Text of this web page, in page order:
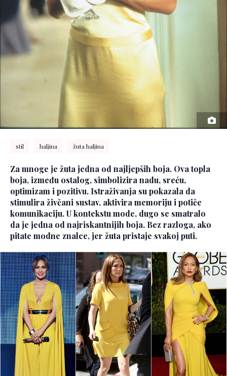
stil haljina žuta haljina
Za mnoge je žuta jedna od najljepših boja. Ova topla
boja, između ostalog, simbolizira nadu, sreću,
optimizam i pozitivu. Istraživanja su pokazala da
stimulira živčani sustav, aktivira memoriju i potiče
komunikaciju. U kontekstu mode, dugo se smatralo
da je jedna od najriskantnijih boja. Bez razloga, ako
pitate modne znalce, jer žuta pristaje svakoj puti.